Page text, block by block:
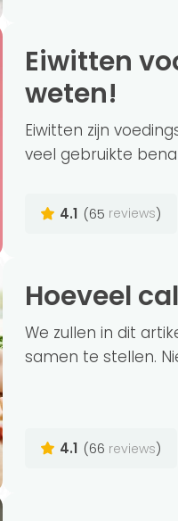
Eiwitten voor spieropbouw? Dit wil je
weten!
Eiwitten zijn
veel gebruikte
4.1 (65 reviews)
Hoeveel
We zullen in dit
samen te stellen.
4.1 (66 reviews)